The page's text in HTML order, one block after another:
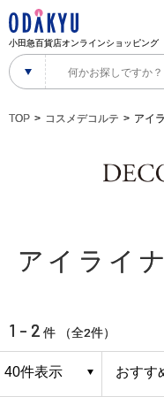
小田急百貨店オンラインショッピング
TOP コスメデコルテ アイ
アイライ
1 - 2 件 （全2件）